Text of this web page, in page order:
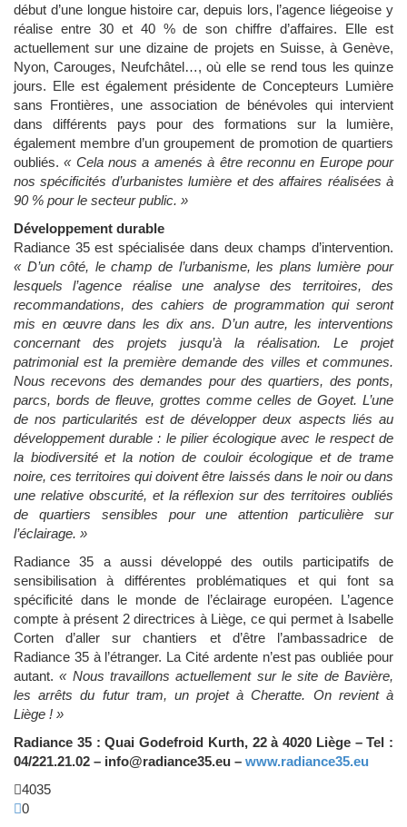
début d’une longue histoire car, depuis lors, l’agence liégeoise y
réalise entre 30 et 40 % de son chiffre d’affaires. Elle est
actuellement sur une dizaine de projets en Suisse, à Genève,
Nyon, Carouges, Neufchâtel…, où elle se rend tous les quinze
jours. Elle est également présidente de Concepteurs Lumière
sans Frontières, une association de bénévoles qui intervient
dans différents pays pour des formations sur la lumière,
également membre d’un groupement de promotion de quartiers
oubliés.« Cela nous a amenés à être reconnu en Europe pour
nos spécificités d’urbanistes lumière et des affaires réalisées à
90 % pour le secteur public. »
Développement durable
Radiance 35 est spécialisée dans deux champs d’intervention.
« D’un côté, le champ de l’urbanisme, les plans lumière pour
lesquels l’agence réalise une analyse des territoires, des
recommandations, des cahiers de programmation qui seront
mis en œuvre dans les dix ans. D’un autre, les interventions
concernant des projets jusqu’à la réalisation. Le projet
patrimonial est la première demande des villes et communes.
Nous recevons des demandes pour des quartiers, des ponts,
parcs, bords de fleuve, grottes comme celles de Goyet. L’une
de nos particularités est de développer deux aspects liés au
développement durable : le pilier écologique avec le respect de
la biodiversité et la notion de couloir écologique et de trame
noire, ces territoires qui doivent être laissés dans le noir ou dans
une relative obscurité, et la réflexion sur des territoires oubliés
de quartiers sensibles pour une attention particulière sur
l’éclairage. »
Radiance 35 a aussi développé des outils participatifs de
sensibilisation à différentes problématiques et qui font sa
spécificité dans le monde de l’éclairage européen. L’agence
compte à présent 2 directrices à Liège, ce qui permet à Isabelle
Corten d’aller sur chantiers et d’être l’ambassadrice de
Radiance 35 à l’étranger. La Cité ardente n’est pas oubliée pour
autant.« Nous travaillons actuellement sur le site de Bavière,
les arrêts du futur tram, un projet à Cheratte. On revient à
Liège ! »
Radiance 35 : Quai Godefroid Kurth, 22 à 4020 Liège – Tel :
04/221.21.02 – info@radiance35.eu – www.radiance35.eu
4035
0